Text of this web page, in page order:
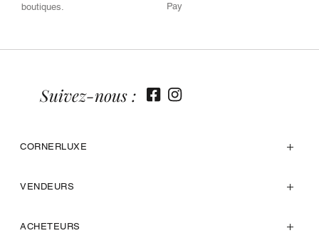
boutiques.
Pay
CORNERLUXE
VENDEURS
ACHETEURS
Suivez-nous :